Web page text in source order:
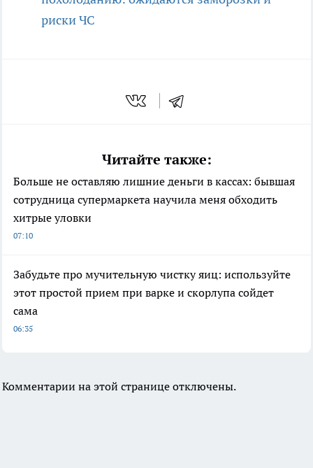
риски ЧС
Читайте также:
Больше не оставляю лишние деньги в кассах: бывшая
сотрудница супермаркета научила меня обходить
хитрые уловки
07:10
Забудьте про мучительную чистку яиц: используйте
этот простой прием при варке и скорлупа сойдет
сама
06:35
Комментарии на этой странице отключены.